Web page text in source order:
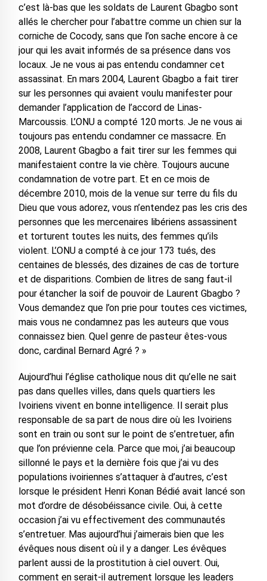
c’est là-bas que les soldats de Laurent Gbagbo sont
allés le chercher pour l’abattre comme un chien sur la
corniche de Cocody, sans que l’on sache encore à ce
jour qui les avait informés de sa présence dans vos
locaux. Je ne vous ai pas entendu condamner cet
assassinat. En mars 2004, Laurent Gbagbo a fait tirer
sur les personnes qui avaient voulu manifester pour
demander l’application de l’accord de Linas-
Marcoussis. L’ONU a compté 120 morts. Je ne vous ai
toujours pas entendu condamner ce massacre. En
2008, Laurent Gbagbo a fait tirer sur les femmes qui
manifestaient contre la vie chère. Toujours aucune
condamnation de votre part. Et en ce mois de
décembre 2010, mois de la venue sur terre du fils du
Dieu que vous adorez, vous n’entendez pas les cris des
personnes que les mercenaires libériens assassinent
et torturent toutes les nuits, des femmes qu’ils
violent. L’ONU a compté à ce jour 173 tués, des
centaines de blessés, des dizaines de cas de torture
et de disparitions. Combien de litres de sang faut-il
pour étancher la soif de pouvoir de Laurent Gbagbo ?
Vous demandez que l’on prie pour toutes ces victimes,
mais vous ne condamnez pas les auteurs que vous
connaissez bien. Quel genre de pasteur êtes-vous
donc, cardinal Bernard Agré ? »
Aujourd’hui l’église catholique nous dit qu’elle ne sait
pas dans quelles villes, dans quels quartiers les
Ivoiriens vivent en bonne intelligence. Il serait plus
responsable de sa part de nous dire où les Ivoiriens
sont en train ou sont sur le point de s’entretuer, afin
que l’on prévienne cela. Parce que moi, j’ai beaucoup
sillonné le pays et la dernière fois que j’ai vu des
populations ivoiriennes s’attaquer à d’autres, c’est
lorsque le président Henri Konan Bédié avait lancé son
mot d’ordre de désobéissance civile. Oui, à cette
occasion j’ai vu effectivement des communautés
s’entretuer. Mas aujourd’hui j’aimerais bien que les
évêques nous disent où il y a danger. Les évêques
parlent aussi de la prostitution à ciel ouvert. Oui,
comment en serait-il autrement lorsque les leaders